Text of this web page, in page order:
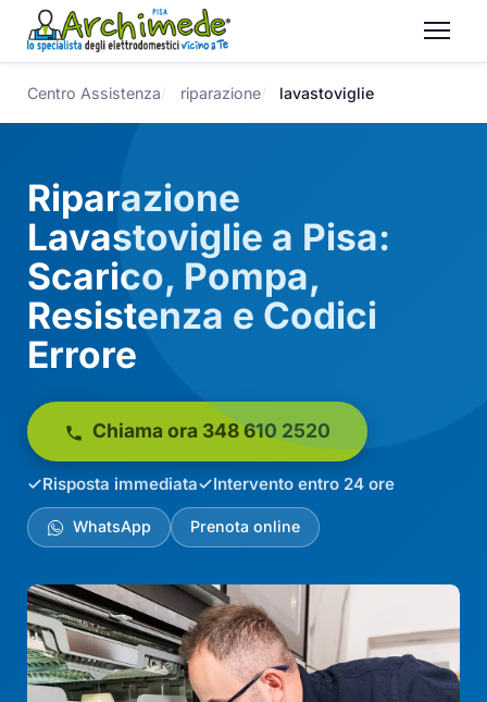
Centro Assistenza riparazione lavastoviglie
Riparazione
Lavastoviglie a Pisa:
Scarico, Pompa,
Resistenza e Codici
Errore
Chiama ora 348 610 2520
Risposta immediata Intervento entro 24 ore
WhatsApp Prenota online